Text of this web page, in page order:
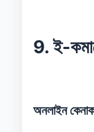
9. ই-
অনলাইন